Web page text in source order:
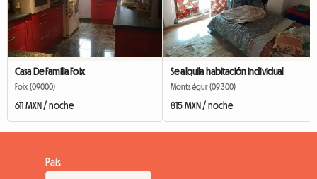
Casa De Familia Foix
Foix (09000)
611 MXN / noche
Se alquila habitación individual
Montségur (09300)
815 MXN / noche
País